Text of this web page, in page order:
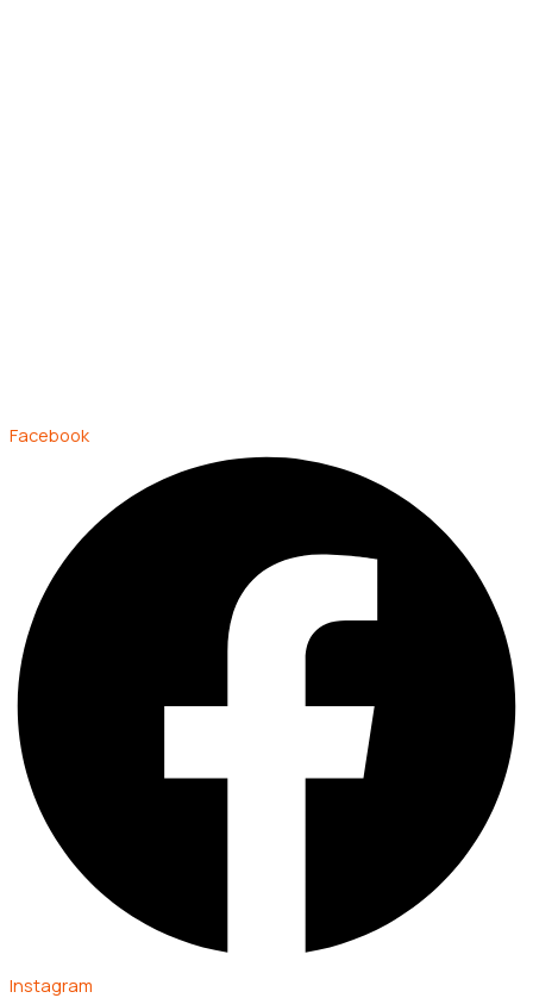
Facebook
Instagram